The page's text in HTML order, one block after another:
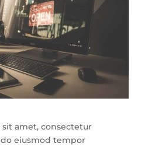
amet, consectetur
eiusmod tempor